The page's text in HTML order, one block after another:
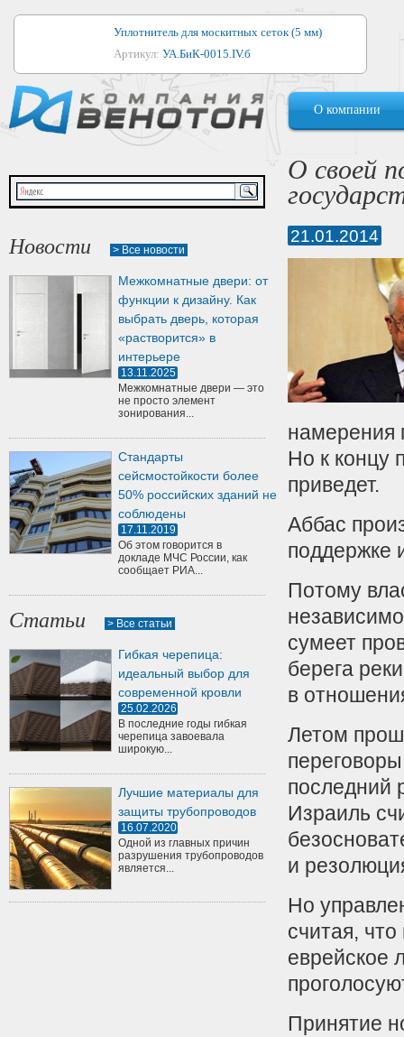
Уплотнитель для москитных сеток (5 мм)
Артикул: УА.БиК-0015.IV.б
Уплотнитель для алюминиевых окон
Артикул:1044
Уплотнитель для деревянных окон
Артикул:УМ.БиК-0062.IV.б
Уплотнитель лоджиевый для (4, 5, 6 мм)
Артикул:
О компании
Новости > Все новости
Межкомнатные двери: от
функции к дизайну. Как
выбрать дверь, которая
«растворится» в
интерьере
13.11.2025
Межкомнатные двери — это
не просто элемент
зонирования...
Стандарты
сейсмостойкости более
50% российских зданий не
соблюдены
17.11.2019
Об этом говорится в
докладе МЧС России, как
сообщает РИА...
Статьи > Все статьи
Гибкая черепица:
идеальный выбор для
современной кровли
25.02.2026
В последние годы гибкая
черепица завоевала
широкую...
Лучшие материалы для
защиты трубопроводов
16.07.2020
Одной из главных причин
разрушения трубопроводов
является...
О своей
21.01.2014
намерения
Но к концу
приведет.
Аббас
поддержке
Потому
сумеет
берега
в
Летом
последний
Израиль
и
Но
считая,
еврейское
Принятие